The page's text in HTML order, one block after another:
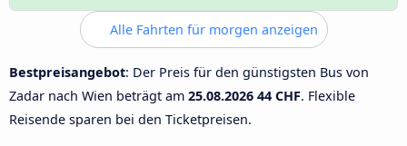
Alle Fahrten für morgen anzeigen
Bestpreisangebot: Der Preis für den günstigsten Bus von
Zadar nach Wien beträgt am 25.08.2026 44 CHF. Flexible
Reisende sparen bei den Ticketpreisen.